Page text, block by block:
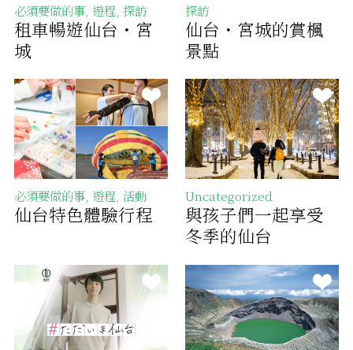
必須要做的事, 遊程, 探訪
租車暢遊仙台・宮
城
探訪
仙台・宮城的賞楓
景點
必須要做的事, 遊程, 活動
仙台特色體驗行程
Uncategorized
與孩子們一起享受
冬季的仙台